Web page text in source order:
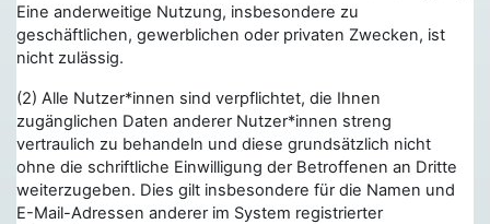
Eine anderweitige Nutzung, insbesondere zu
geschäftlichen, gewerblichen oder privaten Zwecken, ist
nicht zulässig.
(2) Alle Nutzer*innen sind verpflichtet, die Ihnen
zugänglichen Daten anderer Nutzer*innen streng
vertraulich zu behandeln und diese grundsätzlich nicht
ohne die schriftliche Einwilligung der Betroffenen an Dritte
weiterzugeben. Dies gilt insbesondere für die Namen und
E-Mail-Adressen anderer im System registrierter